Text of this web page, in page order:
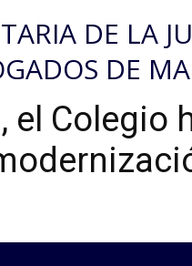
DE LA
DE
el Colegio